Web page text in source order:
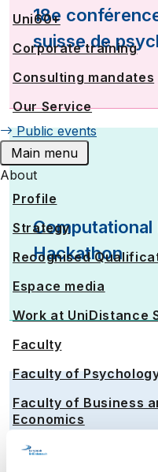
Uni60+
Corporate training
Consulting mandates
Our Service
Public events
Main menu
About
Profile
Strategy
Recognised
Espace media
Work at UniDistance
Faculty
Faculty of
Faculty of Business
Economics
Faculty of History
18e
suisse de
Hackathon